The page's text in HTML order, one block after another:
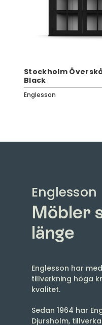
Stockholm
Black
Englesson
Englesson
Möbler
länge
Englesson har
tillverkning höga
kvalitet.
Sedan 1964 har
Djursholm,